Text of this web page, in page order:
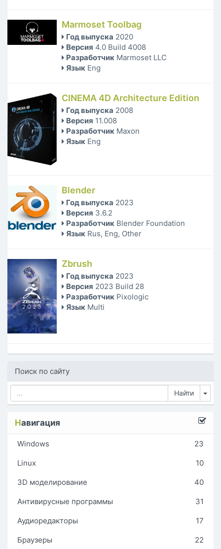
Marmoset Toolbag
Год выпуска 2020
Версия 4.0 Build 4008
Разработчик Marmoset LLC
Язык Eng
CINEMA 4D Architecture Edition
Год выпуска 2008
Версия 11.008
Разработчик Maxon
Язык Eng
Blender
Год выпуска 2023
Версия 3.6.2
Разработчик Blender Foundation
Язык Rus, Eng, Other
Zbrush
Год выпуска 2023
Версия 2023 Build 28
Разработчик Pixologic
Язык Multi
Поиск по сайту
Навигация
Windows 23
Linux 10
3D моделирование 40
Антивирусные программы 31
Аудиоредакторы 17
Браузеры 22